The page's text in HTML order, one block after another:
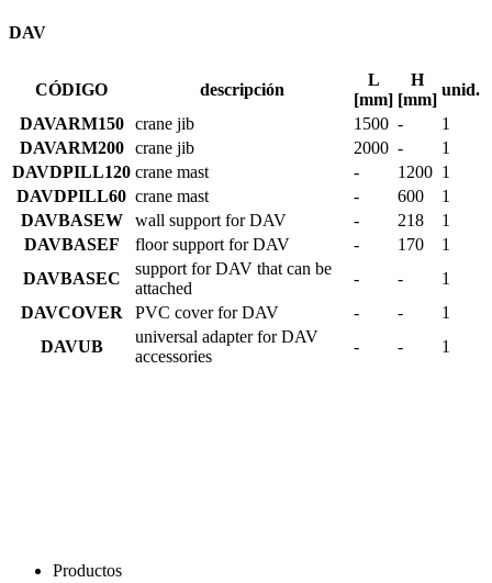
DAV
CÓDIGO descripción
L
[mm]
H
[mm]
unid.
DAVARM150
crane jib 1500 -
1
DAVARM200
crane jib 2000 -
1
DAVDPILL120 crane mast - 1200 1
DAVDPILL60 crane mast - 600
1
DAVBASEW
wall support for DAV - 218
1
DAVBASEF
floor support for DAV - 170
1
DAVBASEC
support for DAV that can be
attached
- -
1
DAVCOVER
PVC cover for DAV - -
1
DAVUB
universal adapter for DAV
accessories
- - 1
Productos